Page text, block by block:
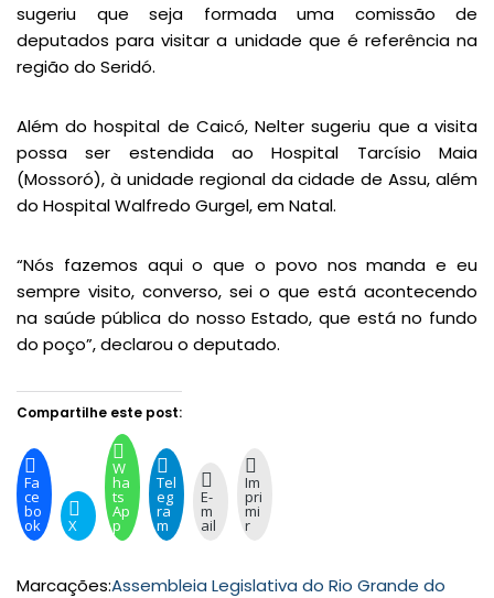
sugeriu que seja formada uma comissão de
deputados para visitar a unidade que é referência na
região do Seridó.
Além do hospital de Caicó, Nelter sugeriu que a visita
possa ser estendida ao Hospital Tarcísio Maia
(Mossoró), à unidade regional da cidade de Assu, além
do Hospital Walfredo Gurgel, em Natal.
“Nós fazemos aqui o que o povo nos manda e eu
sempre visito, converso, sei o que está acontecendo
na saúde pública do nosso Estado, que está no fundo
do poço”, declarou o deputado.
Compartilhe este post:
Fa
ce
bo
ok X
W
ha
ts
Ap
p
Tel
eg
ra
m
E-
m
ail
Im
pri
mi
r
Marcações:Assembleia Legislativa do Rio Grande do